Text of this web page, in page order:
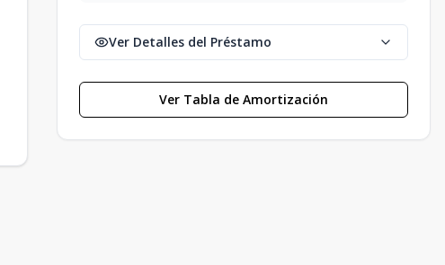
Ver Detalles del Préstamo
Ver Tabla de Amortización